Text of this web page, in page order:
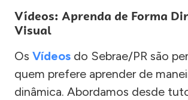
Vídeos: Aprenda de Forma
Visual
Os Vídeos do Sebrae/PR são
quem prefere aprender de
dinâmica. Abordamos desde